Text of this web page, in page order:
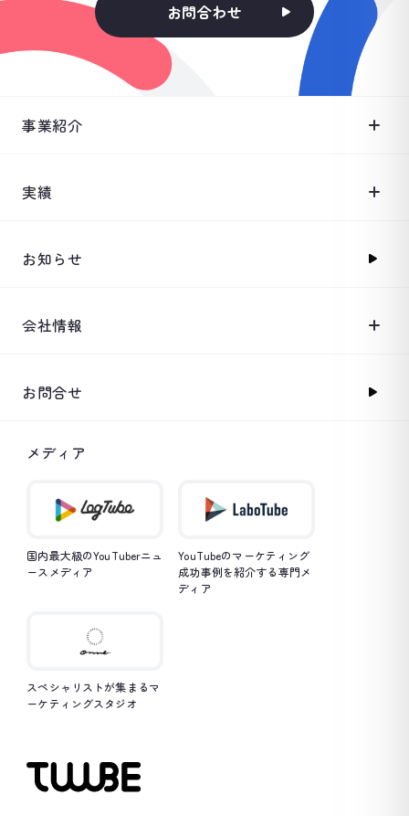
お問合わせ
事業紹介
実績
お知らせ
会社情報
お問合せ
メディア
国内最大級のYouTuberニュ
ースメディア
YouTubeのマーケティング
成功事例を紹介する専門メ
ディア
スペシャリストが集まるマ
ーケティングスタジオ